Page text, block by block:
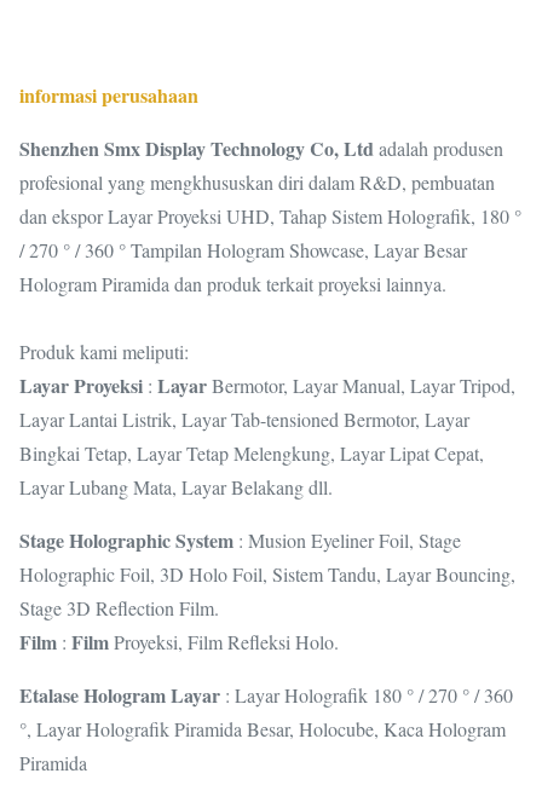
informasi perusahaan
Shenzhen Smx Display Technology Co, Ltdadalah produsen
profesional yang mengkhususkan diri dalam R&D, pembuatan
dan ekspor Layar Proyeksi UHD, Tahap Sistem Holografik, 180 °
/ 270 ° / 360 ° Tampilan Hologram Showcase, Layar Besar
Hologram Piramida dan produk terkait proyeksi lainnya.
Produk kami meliputi:
Layar Proyeksi : LayarBermotor, Layar Manual, Layar Tripod,
Layar Lantai Listrik, Layar Tab-tensioned Bermotor, Layar
Bingkai Tetap, Layar Tetap Melengkung, Layar Lipat Cepat,
Layar Lubang Mata, Layar Belakang dll.
Stage Holographic System : Musion Eyeliner Foil, Stage
Holographic Foil, 3D Holo Foil, Sistem Tandu, Layar Bouncing,
Stage 3D Reflection Film.
Film : FilmProyeksi, Film Refleksi Holo.
Etalase Hologram Layar : Layar Holografik 180 ° / 270 ° / 360
°, Layar Holografik Piramida Besar, Holocube, Kaca Hologram
Piramida